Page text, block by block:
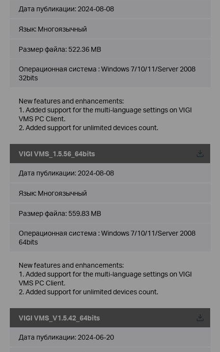
Дата публикации: 2024-08-08
Язык: Многоязычный
Размер файла: 522.36 MB
Операционная система : Windows 7/10/11/Server 2008
32bits
New features and enhancements:
1. Added support for the multi-language settings on VIGI
VMS PC Client.
2. Added support for unlimited devices count.
VIGI VMS_1.5.56_64bits
Дата публикации: 2024-08-08
Язык: Многоязычный
Размер файла: 559.83 MB
Операционная система : Windows 7/10/11/Server 2008
64bits
New features and enhancements:
1. Added support for the multi-language settings on VIGI
VMS PC Client.
2. Added support for unlimited devices count.
VIGI VMS_V1.5.42_64bits
Дата публикации: 2024-06-20